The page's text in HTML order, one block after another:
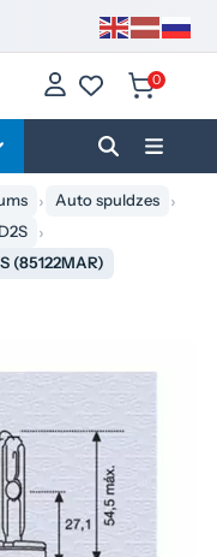
0
Auto spuldzes
(85122MAR)